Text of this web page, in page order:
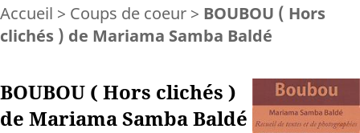
Accueil > Coups de coeur > BOUBOU ( Hors
clichés ) de Mariama Samba Baldé
BOUBOU ( Hors clichés )
de Mariama Samba Baldé